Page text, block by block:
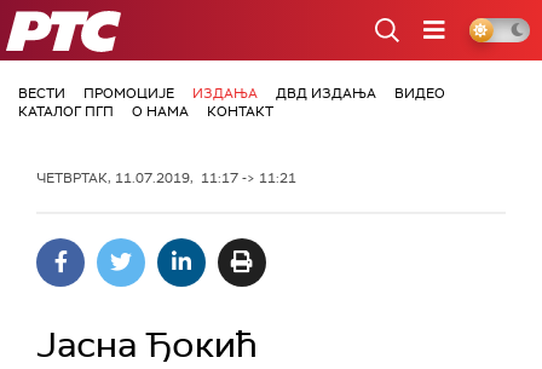
РТС
ВЕСТИ ПРОМОЦИЈЕ ИЗДАЊА ДВД ИЗДАЊА
ВИДЕО
КАТАЛОГ ПГП
О НАМА КОНТАКТ
ЧЕТВРТАК, 11.07.2019, 11:17 -> 11:21
Јасна Ђокић